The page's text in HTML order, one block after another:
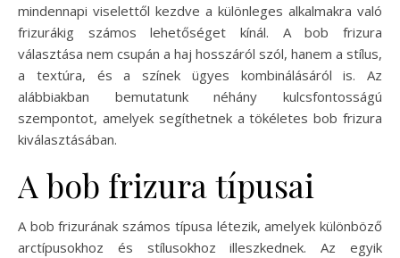
mindennapi viselettől kezdve a különleges alkalmakra való
frizurákig számos lehetőséget kínál. A bob frizura
választása nem csupán a haj hosszáról szól, hanem a stílus,
a textúra, és a színek ügyes kombinálásáról is. Az
alábbiakban bemutatunk néhány kulcsfontosságú
szempontot, amelyek segíthetnek a tökéletes bob frizura
kiválasztásában.
A bob frizura típusai
A bob frizurának számos típusa létezik, amelyek különböző
arctípusokhoz és stílusokhoz illeszkednek. Az egyik